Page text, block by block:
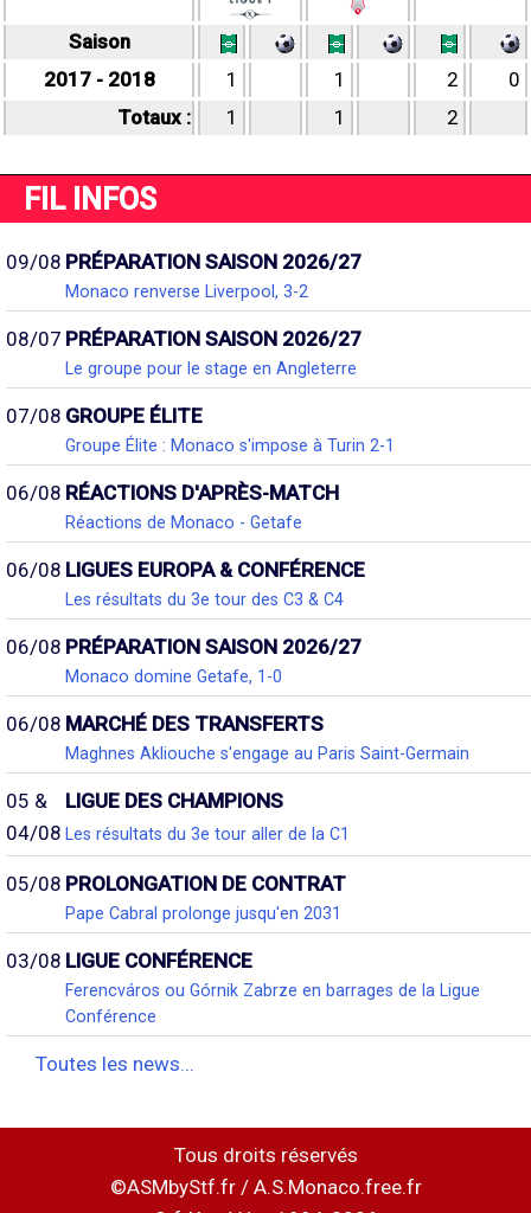
Saison
2017 - 2018
1 1 2
0
Totaux :
1 1 2
FIL INFOS
09/08 PRÉPARATION SAISON 2026/27
Monaco renverse Liverpool, 3-2
08/07 PRÉPARATION SAISON 2026/27
Le groupe pour le stage en Angleterre
07/08 GROUPE ÉLITE
Groupe Élite : Monaco s'impose à Turin 2-1
06/08 RÉACTIONS D'APRÈS-MATCH
Réactions de Monaco - Getafe
06/08 LIGUES EUROPA & CONFÉRENCE
Les résultats du 3e tour des C3 & C4
06/08 PRÉPARATION SAISON 2026/27
Monaco domine Getafe, 1-0
06/08 MARCHÉ DES TRANSFERTS
Maghnes Akliouche s'engage au Paris Saint-Germain
05 &
04/08
LIGUE DES CHAMPIONS
Les résultats du 3e tour aller de la C1
05/08 PROLONGATION DE CONTRAT
Pape Cabral prolonge jusqu'en 2031
03/08 LIGUE CONFÉRENCE
Ferencváros ou Górnik Zabrze en barrages de la Ligue
Conférence
Toutes les news...
Tous droits réservés
©ASMbyStf.fr / A.S.Monaco.free.fr